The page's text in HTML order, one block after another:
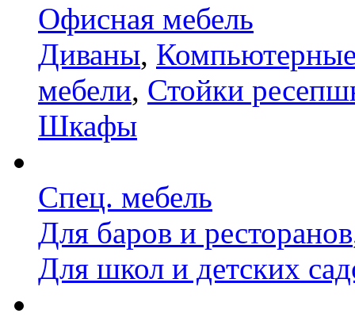
Офисная мебель
Диваны,
мебели, Стойки
Шкафы
Спец. мебель
Для баров и ресторанов
Для школ и детских